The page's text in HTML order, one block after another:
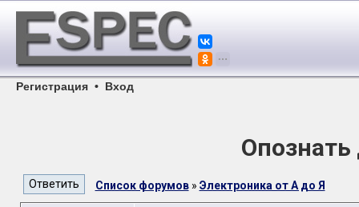
Регистрация • Вход
Список форумов» Электроника от А до Я